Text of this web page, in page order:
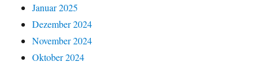
Januar 2025
Dezember 2024
November 2024
Oktober 2024